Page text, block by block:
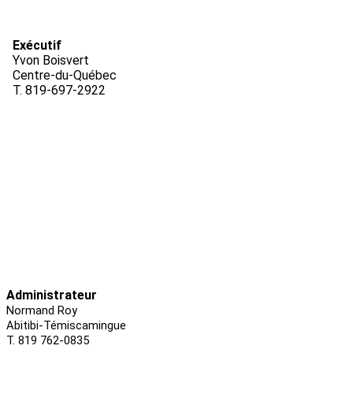
Exécutif
Yvon Boisvert
Centre-du-Québec
T. 819-697-2922
Administrateur
Normand Roy
Abitibi-Témiscamingue
T. 819 762-0835